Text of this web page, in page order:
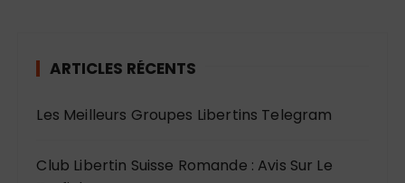
ARTICLES RÉCENTS
Les Meilleurs Groupes Libertins Telegram
Club Libertin Suisse Romande : Avis Sur Le